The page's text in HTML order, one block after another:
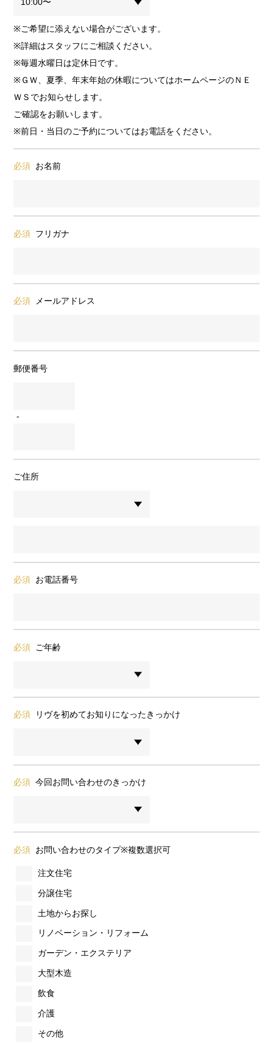
※ご希望に添えない場合がございます。
※詳細はスタッフにご相談ください。
※毎週水曜日は定休日です。
※ＧＷ、夏季、年末年始の休暇についてはホームページのＮＥ
ＷＳでお知らせします。
ご確認をお願いします。
※前日・当日のご予約についてはお電話をください。
必須 お名前
必須 フリガナ
必須 メールアドレス
郵便番号
-
ご住所
必須 お電話番号
必須 ご年齢
必須 リヴを初めてお知りになったきっかけ
必須 今回お問い合わせのきっかけ
必須 お問い合わせのタイプ※複数選択可
注文住宅
分譲住宅
土地からお探し
リノベーション・リフォーム
ガーデン・エクステリア
大型木造
飲食
介護
その他